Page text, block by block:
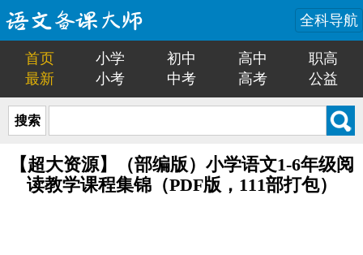
全科导航
首页 小学 初中 高中
职高
最新
小考 中考 高考 公益
搜索
【超大资源】（部编版）小学语文1-6年级阅
读教学课程集锦（PDF版，111部打包）